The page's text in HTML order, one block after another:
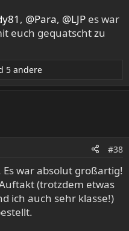
, @Para, @LJP es war
euch gequatscht zu
5 andere
#38
Es war absolut großartig!
(trotzdem etwas
ich auch sehr klasse!)